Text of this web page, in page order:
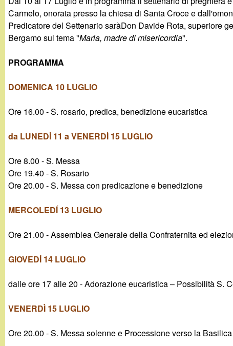
g
a
n
d
i
n
o
.
i
t
Carmelo, onorata presso la chiesa di Santa Croce e
Predicatore del Settenario saràDon Davide Rota, superiore
Bergamo sul tema "Maria, madre di misericordia".
PROGRAMMA
DOMENICA 10 LUGLIO
Ore 16.00 - S. rosario, predica, benedizione eucaristica
da LUNEDÌ 11 a VENERDÌ 15 LUGLIO
Ore 8.00 - S. Messa
Ore 19.40 - S. Rosario
Ore 20.00 - S. Messa con predicazione e benedizione
MERCOLEDÍ 13 LUGLIO
Ore 21.00 - Assemblea Generale della Confraternita ed
GIOVEDÍ 14 LUGLIO
dalle ore 17 alle 20 - Adorazione eucaristica – Possibilità S.
VENERDÌ 15 LUGLIO
Ore 20.00 - S. Messa solenne e Processione verso la Basilica